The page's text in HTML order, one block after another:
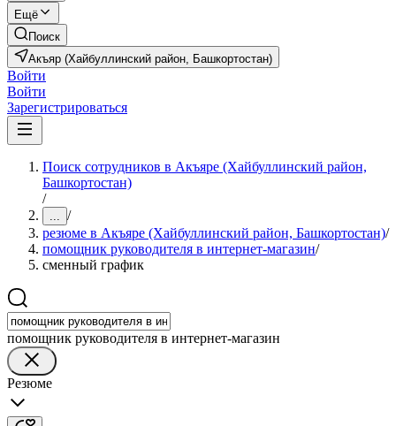
Ещё
Поиск
Акъяр (Хайбуллинский район, Башкортостан)
Войти
Войти
Зарегистрироваться
Поиск сотрудников в Акъяре (Хайбуллинский район,
Башкортостан)
/
... /
резюме в Акъяре (Хайбуллинский район, Башкортостан)/
помощник руководителя в интернет-магазин/
сменный график
помощник руководителя в интернет-магазин
Резюме